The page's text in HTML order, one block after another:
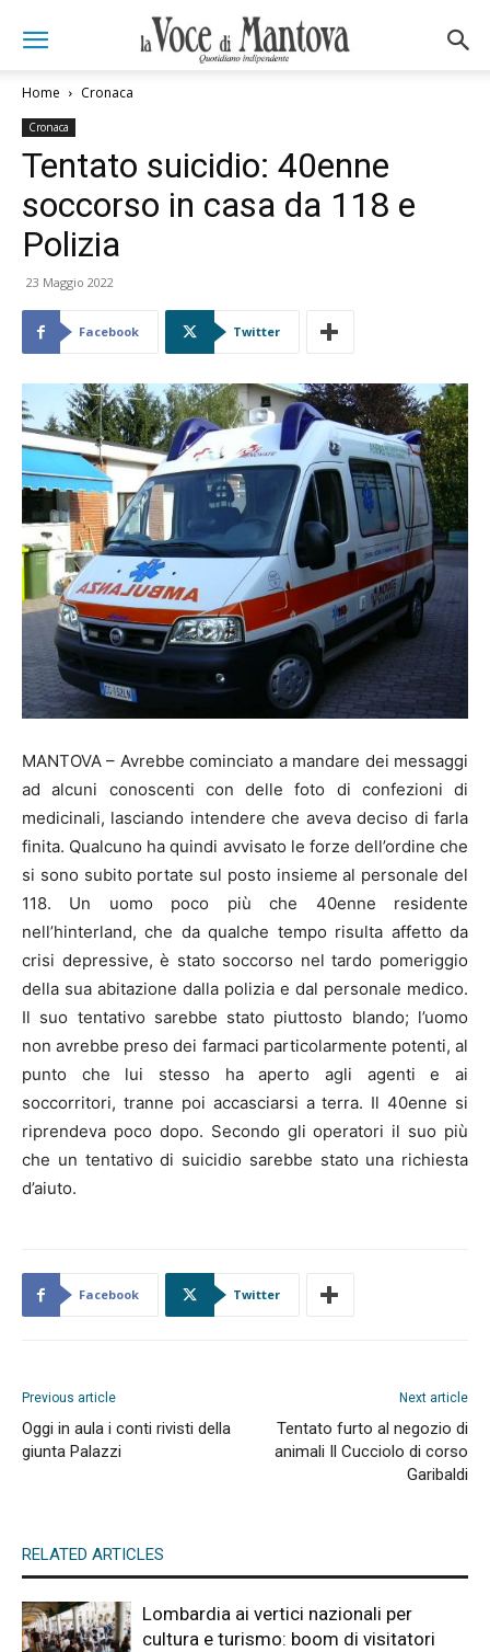
Home Cronaca
Cronaca
Tentato suicidio: 40enne
soccorso in casa da 118 e
Polizia
23 Maggio 2022
Facebook Twitter
MANTOVA – Avrebbe cominciato a mandare dei messaggi
ad alcuni conoscenti con delle foto di confezioni di
medicinali, lasciando intendere che aveva deciso di farla
finita. Qualcuno ha quindi avvisato le forze dell’ordine che
si sono subito portate sul posto insieme al personale del
118. Un uomo poco più che 40enne residente
nell’hinterland, che da qualche tempo risulta affetto da
crisi depressive, è stato soccorso nel tardo pomeriggio
della sua abitazione dalla polizia e dal personale medico.
Il suo tentativo sarebbe stato piuttosto blando; l’uomo
non avrebbe preso dei farmaci particolarmente potenti, al
punto che lui stesso ha aperto agli agenti e ai
soccorritori, tranne poi accasciarsi a terra. Il 40enne si
riprendeva poco dopo. Secondo gli operatori il suo più
che un tentativo di suicidio sarebbe stato una richiesta
d’aiuto.
Facebook Twitter
Previous article
Oggi in aula i conti rivisti della
giunta Palazzi
Next article
Tentato furto al negozio di
animali Il Cucciolo di corso
Garibaldi
RELATED ARTICLES
Lombardia ai vertici nazionali per
cultura e turismo: boom di visitatori